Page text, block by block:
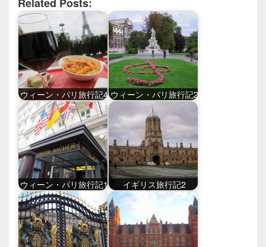
ウィーン・パリ旅行記4 ウィーン・パリ旅行記2
ウィーン・パリ旅行記1 イギリス旅行記2